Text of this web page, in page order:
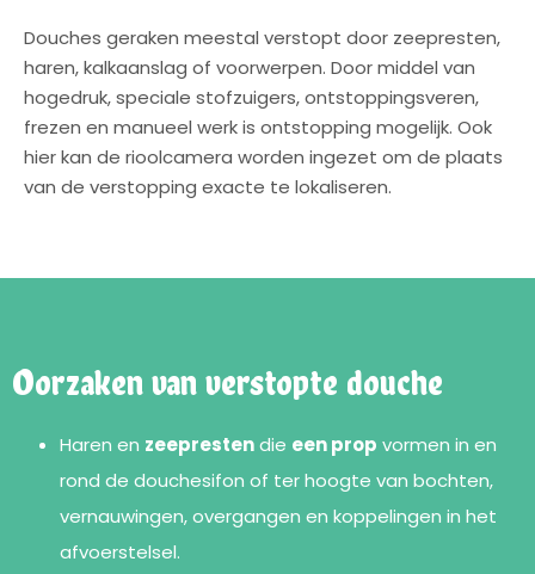
Douches geraken meestal verstopt door zeepresten,
haren, kalkaanslag of voorwerpen. Door middel van
hogedruk, speciale stofzuigers, ontstoppingsveren,
frezen en manueel werk is ontstopping mogelijk. Ook
hier kan de rioolcamera worden ingezet om de plaats
van de verstopping exacte te lokaliseren.
Oorzaken van verstopte douche
Haren en zeeprestendie een prop vormen in en
rond de douchesifon of ter hoogte van bochten,
vernauwingen, overgangen en koppelingen in het
afvoerstelsel.